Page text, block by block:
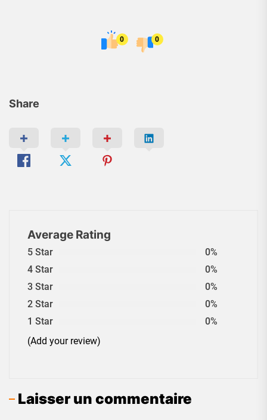
Share
0 0
Average Rating
5 Star
0%
4 Star
0%
3 Star
0%
2 Star
0%
1 Star
0%
(Add your review)
Laisser un commentaire